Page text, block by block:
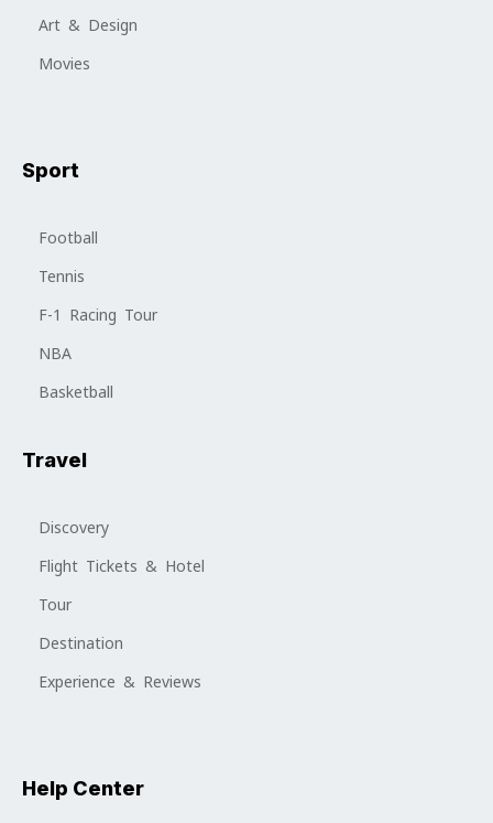
Art & Design
Movies
Sport
Football
Tennis
F-1 Racing Tour
NBA
Basketball
Travel
Discovery
Flight Tickets & Hotel
Tour
Destination
Experience & Reviews
Help Center